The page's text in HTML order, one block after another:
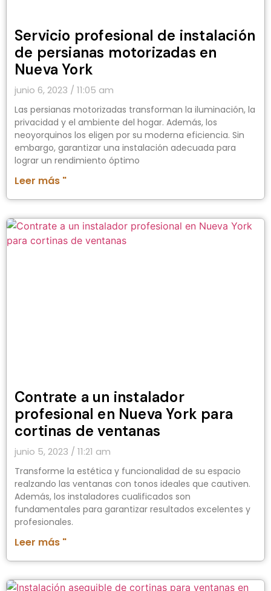
Servicio profesional de instalación
de persianas motorizadas en
Nueva York
junio 6, 2023 11:05 am
Las persianas motorizadas transforman la iluminación, la
privacidad y el ambiente del hogar. Además, los
neoyorquinos los eligen por su moderna eficiencia. Sin
embargo, garantizar una instalación adecuada para
lograr un rendimiento óptimo
Leer más "
Contrate a un instalador
profesional en Nueva York para
cortinas de ventanas
junio 5, 2023 11:21 am
Transforme la estética y funcionalidad de su espacio
realzando las ventanas con tonos ideales que cautiven.
Además, los instaladores cualificados son
fundamentales para garantizar resultados excelentes y
profesionales.
Leer más "